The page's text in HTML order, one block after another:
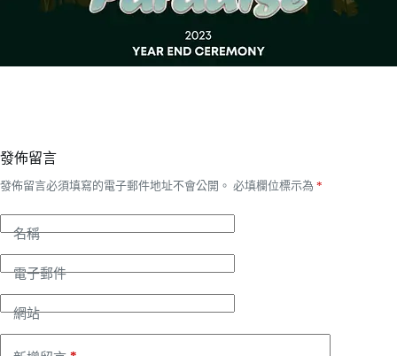
發佈留言
發佈留言必須填寫的電子郵件地址不會公開。 必填欄位標示為 *
名稱
電子郵件
網站